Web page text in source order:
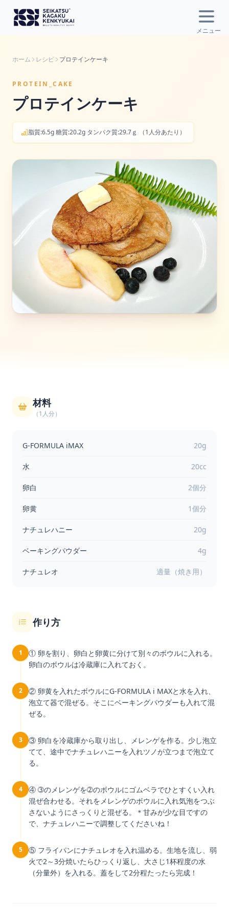
メニュー
ホーム レシピ プロテインケーキ
PROTEIN_CAKE
プロテインケーキ
脂質:6.5g 糖質:20.2g タンパク質:29.7ｇ （1人分あたり）
材料
（1人分）
G-FORMULA iMAX 20g
水 20cc
卵白 2個分
卵黄 1個分
ナチュレハニー 20g
ベーキングパウダー 4g
ナチュレオ 適量（焼き用）
作り方
1
① 卵を割り、卵白と卵黄に分けて別々のボウルに入れる。
卵白のボウルは冷蔵庫に入れておく。
2
② 卵黄を入れたボウルにG-FORMULA i MAXと水を入れ、
泡立て器で混ぜる。そこにベーキングパウダーも入れて混
ぜる。
3
③ 卵白を冷蔵庫から取り出し、メレンゲを作る。少し泡立
てて、途中でナチュレハニーを入れツノが立つまで泡立て
る。
4
④ ➂のメレンゲを➁のボウルにゴムベラでひとすくい入れ
混ぜ合わせる。それをメレンゲのボウルに入れ気泡をつぶ
さないようにさっくりと混ぜる。＊甘みが少な目ですの
で、ナチュレハニーで調整してくださいね！
5
⑤ フライパンにナチュレオを入れ温める。生地を流し、弱
火で2～3分焼いたらひっくり返し、大さじ1杯程度の水
（分量外）を入れる。蓋をして2分程たったら完成！